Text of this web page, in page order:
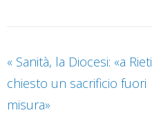
« Sanità, la Diocesi: «a Rieti
chiesto un sacrificio fuori
misura»